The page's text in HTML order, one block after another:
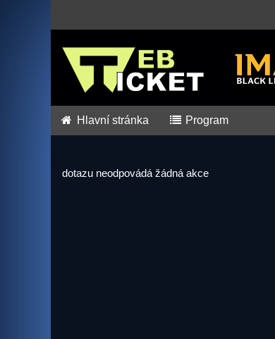
Hlavní stránka Program
dotazu neodpovádá žádná akce